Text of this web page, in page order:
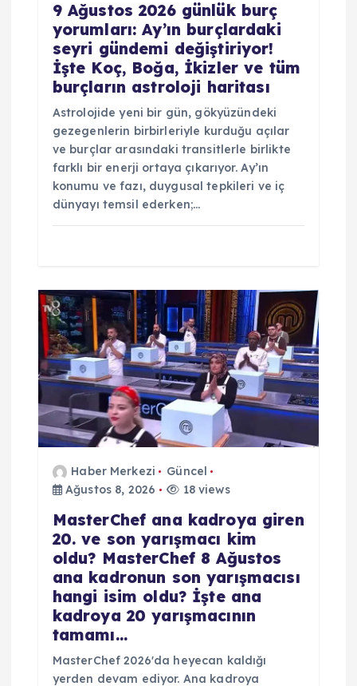
9 Ağustos 2026 günlük burç
yorumları: Ay’ın burçlardaki
seyri gündemi değiştiriyor!
İşte Koç, Boğa, İkizler ve tüm
burçların astroloji haritası
Astrolojide yeni bir gün, gökyüzündeki
gezegenlerin birbirleriyle kurduğu açılar
ve burçlar arasındaki transitlerle birlikte
farklı bir enerji ortaya çıkarıyor. Ay’ın
konumu ve fazı, duygusal tepkileri ve iç
dünyayı temsil ederken;…
Haber Merkezi
Güncel
Ağustos 8, 2026
18 views
MasterChef ana kadroya giren
20. ve son yarışmacı kim
oldu? MasterChef 8 Ağustos
ana kadronun son yarışmacısı
hangi isim oldu? İşte ana
kadroya 20 yarışmacının
tamamı…
MasterChef 2026'da heyecan kaldığı
yerden devam ediyor. Ana kadroya